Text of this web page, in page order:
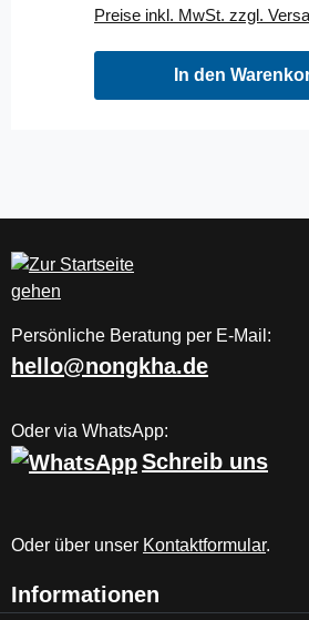
Preise inkl. MwSt. zzgl.
In den
Persönliche Beratung per E-Mail:
hello@nongkha.de
Oder via WhatsApp:
Schreib uns
Oder über unser Kontaktformular.
Informationen